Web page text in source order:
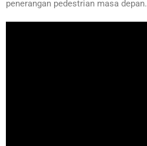
penerangan pedestrian masa depan.